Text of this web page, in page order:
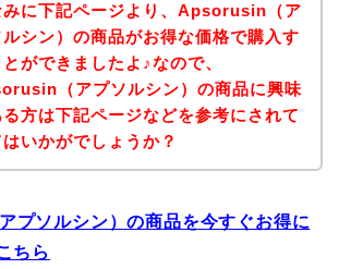
みに下記ページより、Apsorusin（ア
ルシン）の商品がお得な価格で購入す
ができましたよ♪なので、
（アプソルシン）の商品に興味
方は下記ページなどを参考にされて
いかがでしょうか？
プソルシン）の商品を今すぐお得に
ちら